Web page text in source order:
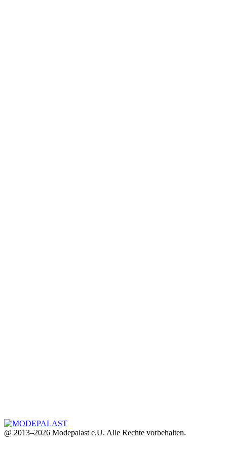
@ 2013–2026 Modepalast e.U. Alle Rechte vorbehalten.